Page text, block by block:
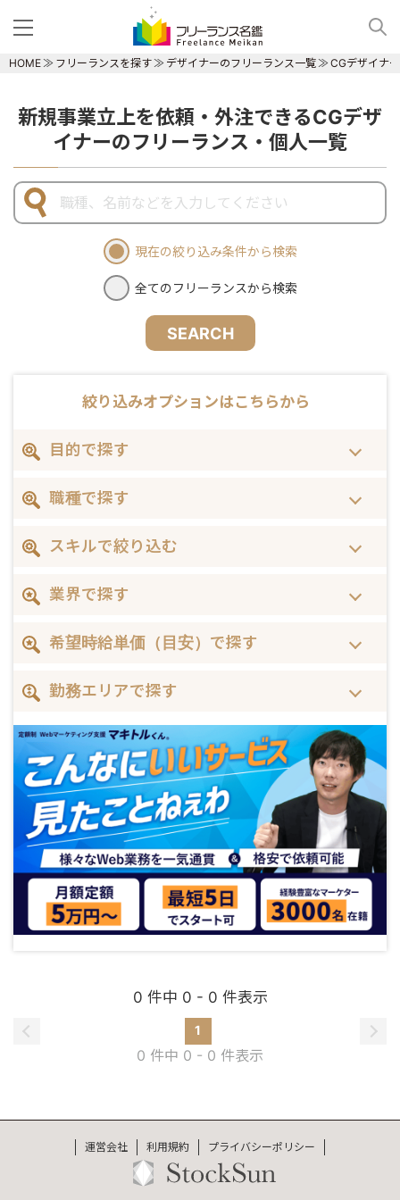
HOME フリーランスを探す デザイナーのフリーランス一覧 CGデザイナ
新規事業立上を依頼・外注できるCGデザ
イナーのフリーランス・個人一覧
現在の絞り込み条件から検索
全てのフリーランスから検索
SEARCH
絞り込みオプションはこちらから
目的で探す
職種で探す
スキルで絞り込む
業界で探す
希望時給単価（目安）で探す
勤務エリアで探す
0 件中 0 - 0 件表示
1
0 件中 0 - 0 件表示
運営会社 利用規約 プライバシーポリシー